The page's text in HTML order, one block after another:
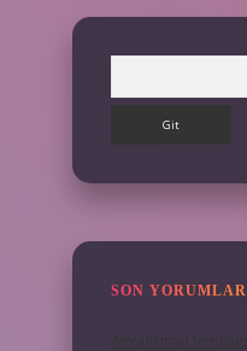
SON YORUMLAR